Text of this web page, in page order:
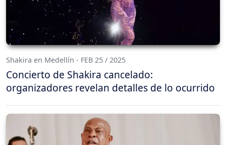
Shakira en Medellín - FEB 25 / 2025
Concierto de Shakira cancelado:
organizadores revelan detalles de lo ocurrido